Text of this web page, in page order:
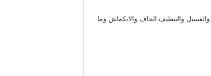
والتنظيف الجاف والانكماش وما